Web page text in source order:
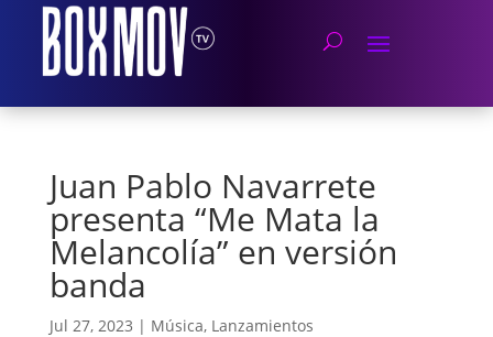
Juan Pablo Navarrete
presenta “Me Mata la
Melancolía” en versión
banda
Jul 27, 2023 | Música, Lanzamientos